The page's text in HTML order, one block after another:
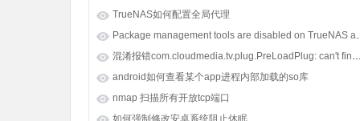
TrueNAS如何配置全局代理
Package
混淆报错com.cloudmedia.tv.plug.PreLoadPlug: can't find
android如何查看某个app进程内部加载的so库
nmap 扫描所有开放tcp端口
如何强制修改安卓系统阻止休眠